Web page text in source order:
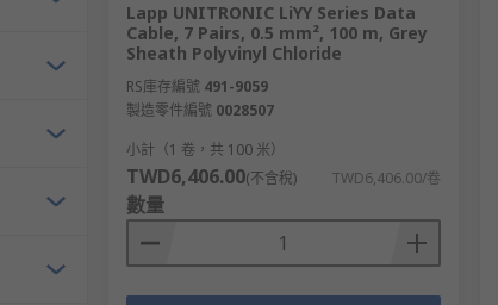
Lapp UNITRONIC LiYY Series Data
Cable, 7 Pairs, 0.5 mm², 100 m, Grey
Sheath Polyvinyl Chloride
RS庫存編號 491-9059
製造零件編號 0028507
小計（1 卷，共 100 米）
TWD6,406.00(不含稅) TWD6,406.00/卷
數量